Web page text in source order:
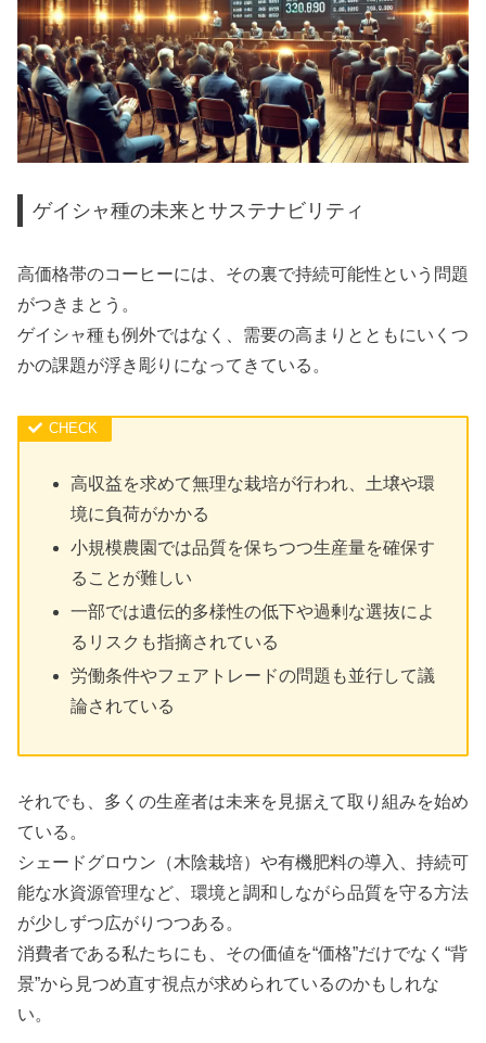
ゲイシャ種の未来とサステナビリティ
高価格帯のコーヒーには、その裏で持続可能性という問題
がつきまとう。
ゲイシャ種も例外ではなく、需要の高まりとともにいくつ
かの課題が浮き彫りになってきている。
高収益を求めて無理な栽培が行われ、土壌や環
境に負荷がかかる
小規模農園では品質を保ちつつ生産量を確保す
ることが難しい
一部では遺伝的多様性の低下や過剰な選抜によ
るリスクも指摘されている
労働条件やフェアトレードの問題も並行して議
論されている
それでも、多くの生産者は未来を見据えて取り組みを始め
ている。
シェードグロウン（木陰栽培）や有機肥料の導入、持続可
能な水資源管理など、環境と調和しながら品質を守る方法
が少しずつ広がりつつある。
消費者である私たちにも、その価値を“価格”だけでなく“背
景”から見つめ直す視点が求められているのかもしれな
い。